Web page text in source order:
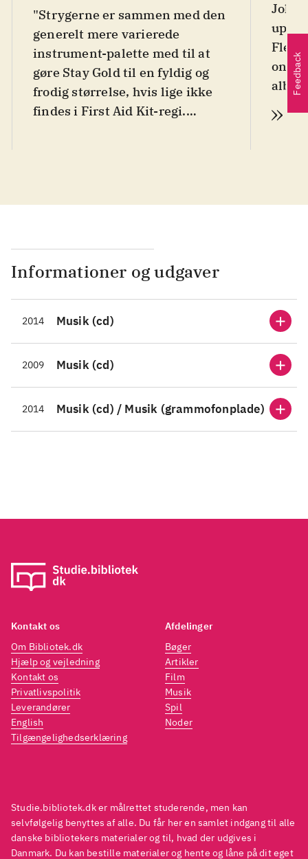
"Strygerne er sammen med den
generelt mere varierede
instrument-palette med til at
gøre Stay Gold til en fyldig og
frodig størrelse, hvis lige ikke
findes i First Aid Kit-regi.
ikke bare er bundsolidt
udstrækning smukke og
mindeværdige".
Fleet
on to
Informationer og udgaver
2014 Musik (cd)
2009 Musik (cd)
2014 Musik (cd) / Musik (grammofonplade)
Feedback
Studie.bibliotek.dk er målrettet studerende, men kan
selvfølgelig benyttes af alle. Du får her en samlet indgang til alle
danske bibliotekers materialer og til, hvad der udgives i
Danmark. Du kan bestille materialer og hente og låne på dit eget
Kontakt os
Om Bibliotek.dk
Hjælp og vejledning
Kontakt os
Privatlivspolitik
Leverandører
English
Tilgængelighedserklæring
Afdelinger
Bøger
Artikler
Film
Musik
Spil
Noder